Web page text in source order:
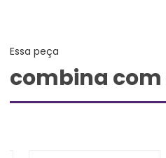
Essa peça
combina com